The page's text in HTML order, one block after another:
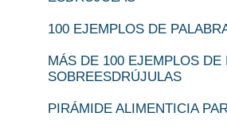
100 EJEMPLOS DE
MÁS DE 100 EJEMPLOS DE
SOBREESDRÚJULAS
PIRÁMIDE ALIMENTICIA